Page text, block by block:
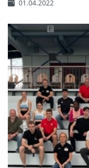
01.04.2022
Previous